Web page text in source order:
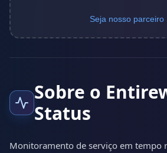
Seja nosso
Sobre o
Status
Monitoramento de serviço em tempo